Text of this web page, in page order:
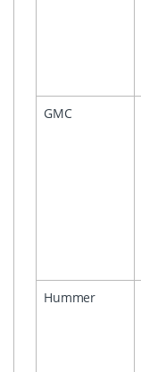
GMC
Hummer